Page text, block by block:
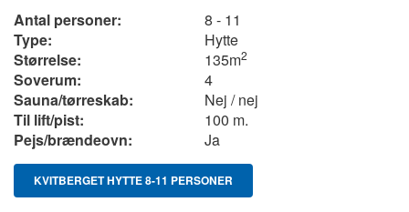
Antal personer:
8 - 11
Type:
Hytte
Størrelse:
135m2
Soverum:
4
Sauna/tørreskab:
Nej / nej
Til lift/pist:
100 m.
Pejs/brændeovn:
Ja
KVITBERGET HYTTE 8-11 PERSONER